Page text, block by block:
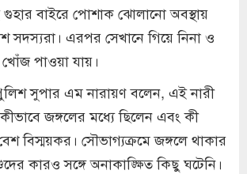
বাইরে পোশাক ঝোলানো অবস্থায়
সদস্যরা। এরপর সেখানে গিয়ে নিনা ও
খোঁজ পাওয়া যায়।
সুপার এম নারায়ণ বলেন, এই নারী
জঙ্গলের মধ্যে ছিলেন এবং কী
বিস্ময়কর। সৌভাগ্যক্রমে জঙ্গলে থাকার
কারও সঙ্গে অনাকাঙ্ক্ষিত কিছু ঘটেনি।